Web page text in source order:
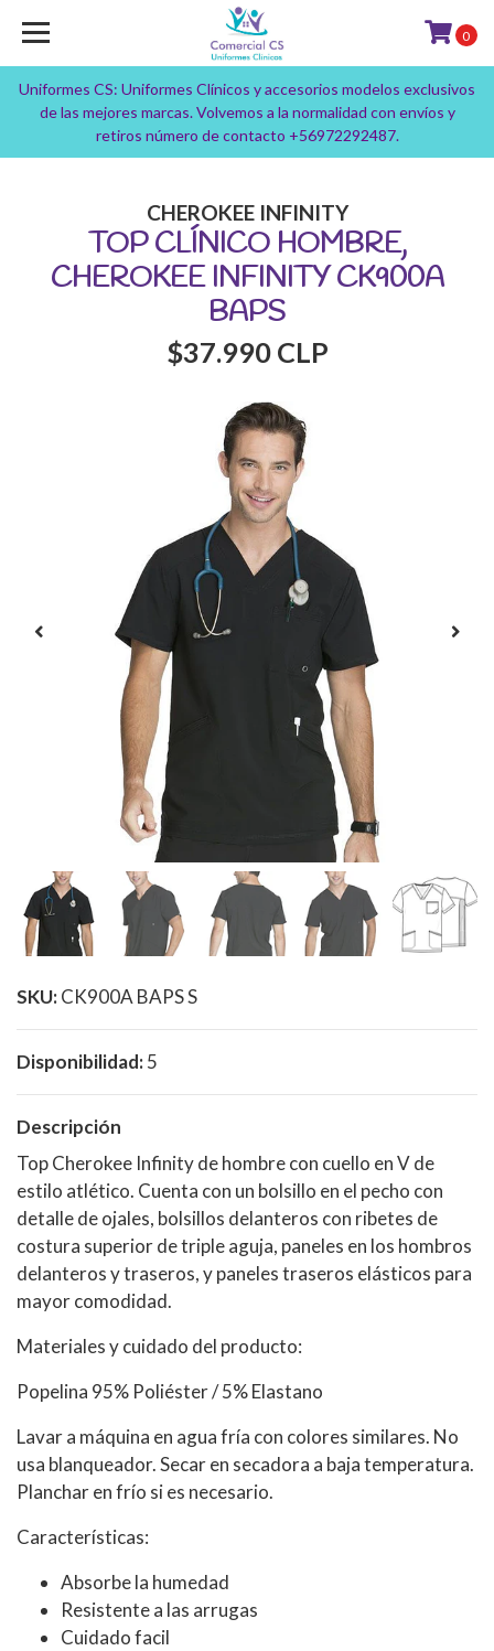
Uniformes CS: Uniformes Clínicos y accesorios modelos exclusivos
de las mejores marcas. Volvemos a la normalidad con envíos y
retiros número de contacto +56972292487.
0
CHEROKEE INFINITY
TOP CLÍNICO HOMBRE,
CHEROKEE INFINITY CK900A
BAPS
$37.990 CLP
SKU:CK900A BAPS S
Disponibilidad:5
Descripción
Top Cherokee Infinity de hombre con cuello en V de
estilo atlético. Cuenta con un bolsillo en el pecho con
detalle de ojales, bolsillos delanteros con ribetes de
costura superior de triple aguja, paneles en los hombros
delanteros y traseros, y paneles traseros elásticos para
mayor comodidad.
Materiales y cuidado del producto:
Popelina 95% Poliéster / 5% Elastano
Lavar a máquina en agua fría con colores similares. No
usa blanqueador. Secar en secadora a baja temperatura.
Planchar en frío si es necesario.
Características:
Absorbe la humedad
Resistente a las arrugas
Cuidado facil